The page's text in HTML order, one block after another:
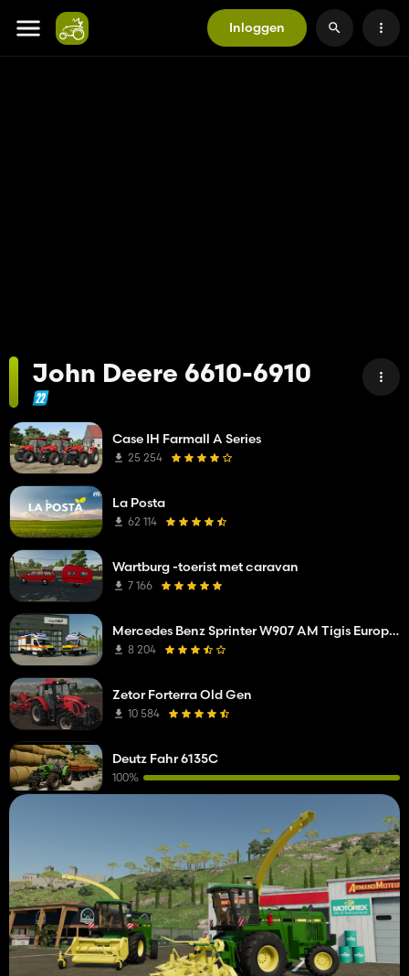
Inloggen
John Deere 6610-6910
Case IH Farmall A Series
25 254
La Posta
62 114
Wartburg -toerist met caravan
7 166
Mercedes Benz Sprinter W907 AM Tigis Europa RTW
8 204
Zetor Forterra Old Gen
10 584
Deutz Fahr 6135C
100%